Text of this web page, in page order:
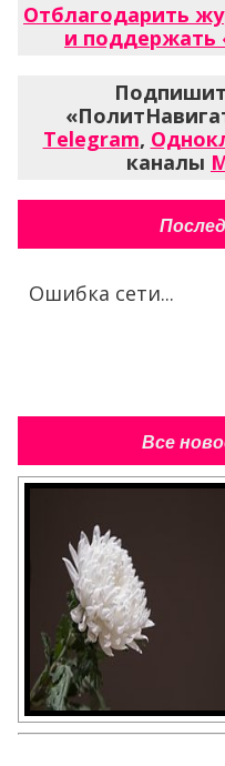
Отблагодарить
и поддержать
Telegram,
каналы
Ошибка сети...
Все